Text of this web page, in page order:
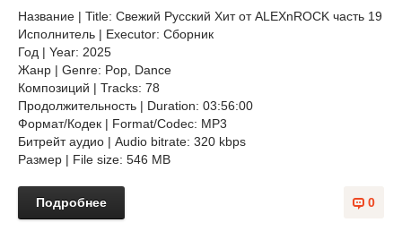
Название | Title: Свежий Русский Хит от ALEXnROCK часть 19
Исполнитель | Executor: Сборник
Год | Year: 2025
Жанр | Genre: Pop, Dance
Композиций | Tracks: 78
Продолжительность | Duration: 03:56:00
Формат/Кодек | Format/Codec: MP3
Битрейт аудио | Audio bitrate: 320 kbps
Размер | File size: 546 MB
0
Подробнее